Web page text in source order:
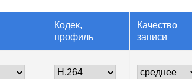
Кодек,
профиль
Качество
записи